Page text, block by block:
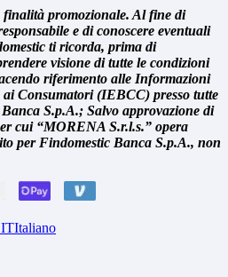
promozionale. Al fine di
e di conoscere eventuali
ti ricorda, prima di
visione di tutte le condizioni
riferimento alle Informazioni
Consumatori (IEBCC) presso tutte
S.p.A.; Salvo approvazione di
cui “MORENA S.r.l.s.” opera
per Findomestic Banca S.p.A., non
Italiano